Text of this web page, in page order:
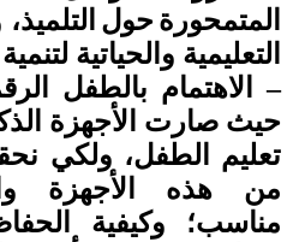
المتمحورة حول
التعليمية والحياتية
– الاهتمام بالطفل
حيث صارت الأجهزة
تعليم الطفل، ولكي
من هذه الأجهزة
مناسب؛ وكيفية